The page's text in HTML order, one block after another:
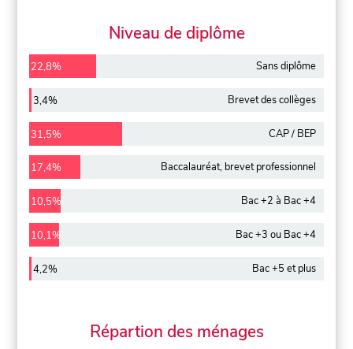
Niveau de diplôme
22,8% Sans diplôme
3,4% Brevet des collèges
31,5% CAP / BEP
17,4% Baccalauréat, brevet professionnel
10,5% Bac +2 à Bac +4
10,1% Bac +3 ou Bac +4
4,2% Bac +5 et plus
Répartion des ménages